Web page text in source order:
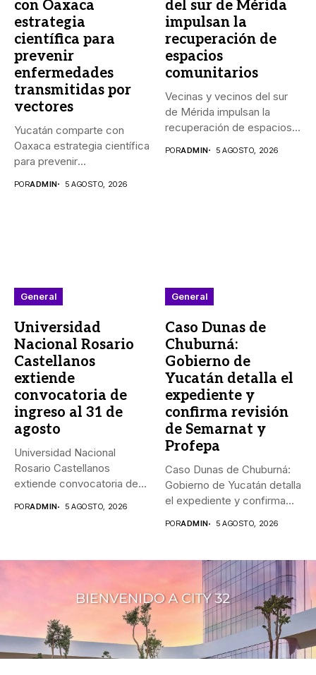
con Oaxaca
estrategia
científica para
prevenir
enfermedades
transmitidas por
vectores
Yucatán comparte con
Oaxaca estrategia científica
para prevenir
PORADMIN 5 AGOSTO, 2026
del sur de Mérida
impulsan la
recuperación de
espacios
comunitarios
Vecinas y vecinos del sur
de Mérida impulsan la
recuperación de espacios...
PORADMIN 5 AGOSTO, 2026
General
Universidad
Nacional Rosario
Castellanos
extiende
convocatoria de
ingreso al 31 de
agosto
Universidad Nacional
Rosario Castellanos
extiende convocatoria de
PORADMIN 5 AGOSTO, 2026
General
Caso Dunas de
Chuburná:
Gobierno de
Yucatán detalla el
expediente y
confirma revisión
de Semarnat y
Profepa
Caso Dunas de Chuburná:
Gobierno de Yucatán detalla
el expediente y confirma...
PORADMIN 5 AGOSTO, 2026